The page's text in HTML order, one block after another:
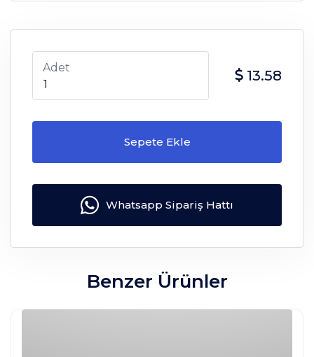
Adet 13.58
Sepete Ekle
Whatsapp Sipariş Hattı
Benzer Ürünler